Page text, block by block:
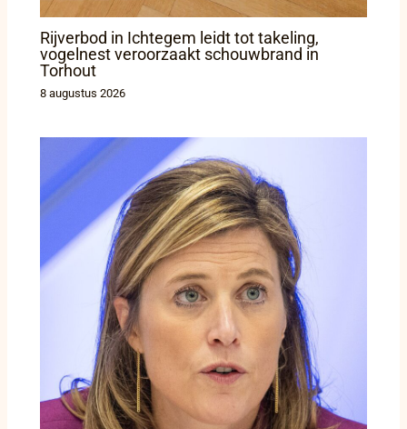
Rijverbod in Ichtegem leidt tot takeling,
vogelnest veroorzaakt schouwbrand in
Torhout
8 augustus 2026